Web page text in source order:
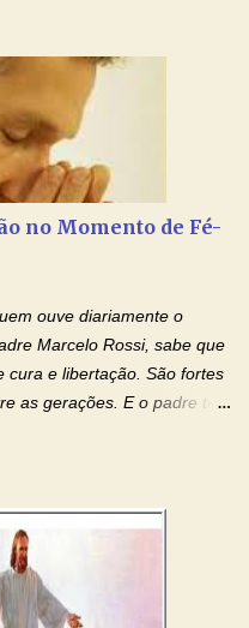
serão focadas nos pais
OS PAIS ENFERMOS!
orar pelos nossos
mais idosos, pais que
dos filhos, pais que já são
vícios, enfim, vamos orar
no Momento de Fé-
ouve diariamente o
Marcelo Rossi, sabe que
cura e libertação. São fortes
as gerações. E o padre tem
um lindo fim de semana na
Santíssima. Adriana-
Padre Marcelo
ouvir o Momento de Fé)